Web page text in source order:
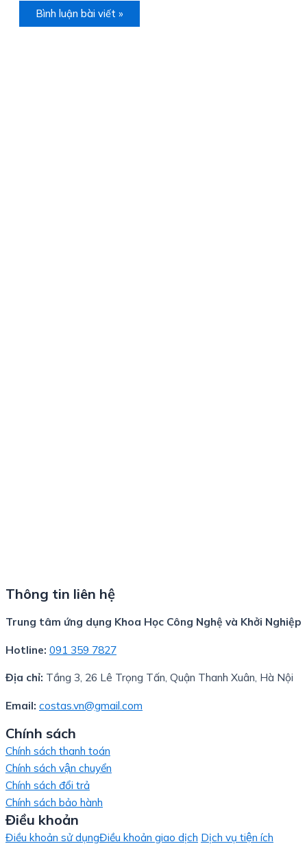
Thông tin liên hệ
Trung tâm ứng dụng Khoa Học Công Nghệ và Khởi Nghiệp
Hotline: 091 359 7827
Địa chỉ: Tầng 3, 26 Lê Trọng Tấn, Quận Thanh Xuân, Hà Nội
Email: costas.vn@gmail.com
Chính sách
Chính sách thanh toán
Chính sách vận chuyển
Chính sách đổi trả
Chính sách bảo hành
Điều khoản
Điều khoản sử dụngĐiều khoản giao dịch Dịch vụ tiện ích